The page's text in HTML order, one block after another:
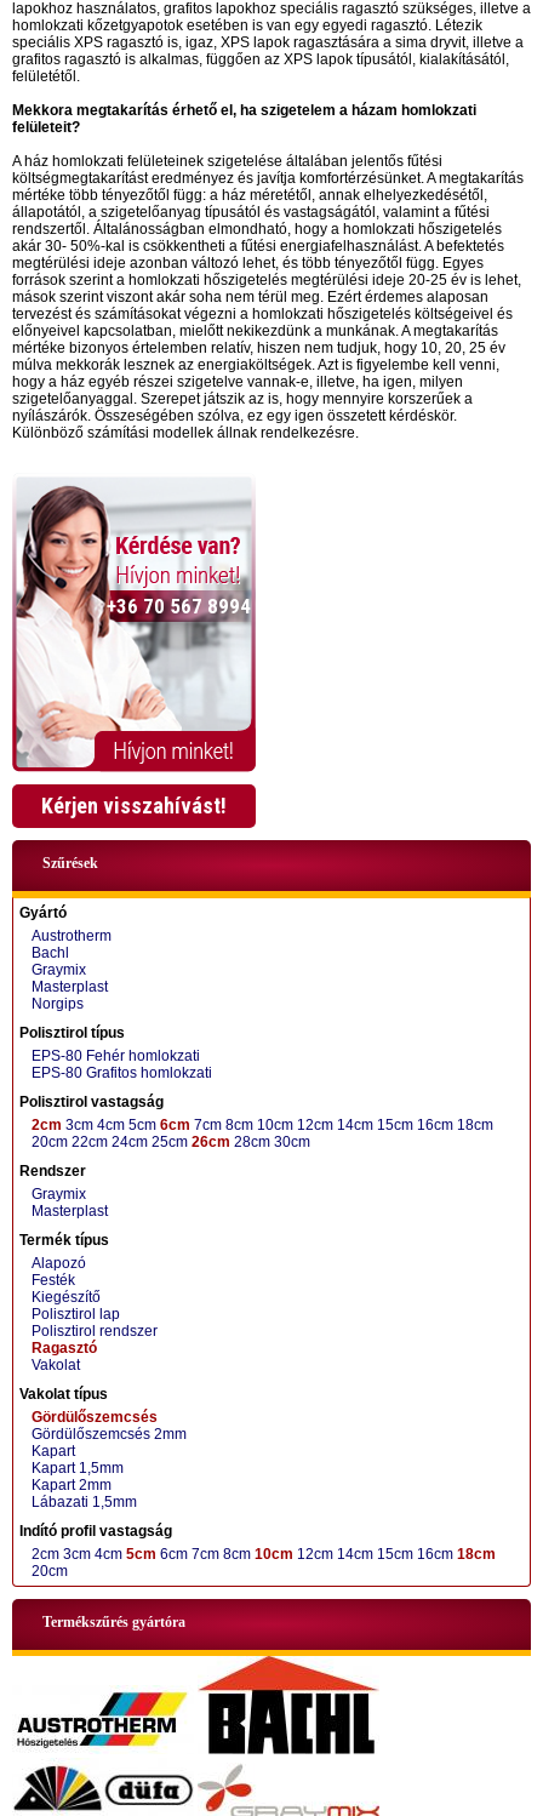
lapokhoz használatos, grafitos lapokhoz speciális ragasztó szükséges, illetve a
homlokzati kőzetgyapotok esetében is van egy egyedi ragasztó. Létezik
speciális XPS ragasztó is, igaz, XPS lapok ragasztására a sima dryvit, illetve a
grafitos ragasztó is alkalmas, függően az XPS lapok típusától, kialakításától,
felületétől.
Mekkora megtakarítás érhető el, ha szigetelem a házam homlokzati
felületeit?
A ház homlokzati felületeinek szigetelése általában jelentős fűtési
költségmegtakarítást eredményez és javítja komfortérzésünket. A megtakarítás
mértéke több tényezőtől függ: a ház méretétől, annak elhelyezkedésétől,
állapotától, a szigetelőanyag típusától és vastagságától, valamint a fűtési
rendszertől. Általánosságban elmondható, hogy a homlokzati hőszigetelés
akár 30- 50%-kal is csökkentheti a fűtési energiafelhasználást. A befektetés
megtérülési ideje azonban változó lehet, és több tényezőtől függ. Egyes
források szerint a homlokzati hőszigetelés megtérülési ideje 20-25 év is lehet,
mások szerint viszont akár soha nem térül meg. Ezért érdemes alaposan
tervezést és számításokat végezni a homlokzati hőszigetelés költségeivel és
előnyeivel kapcsolatban, mielőtt nekikezdünk a munkának. A megtakarítás
mértéke bizonyos értelemben relatív, hiszen nem tudjuk, hogy 10, 20, 25 év
múlva mekkorák lesznek az energiaköltségek. Azt is figyelembe kell venni,
hogy a ház egyéb részei szigetelve vannak-e, illetve, ha igen, milyen
szigetelőanyaggal. Szerepet játszik az is, hogy mennyire korszerűek a
nyílászárók. Összeségében szólva, ez egy igen összetett kérdéskör.
Különböző számítási modellek állnak rendelkezésre.
+36 70 567 8994
+36 70 424 0199
Kérjen visszahívást!
Szűrések
Gyártó
Austrotherm
Bachl
Graymix
Masterplast
Norgips
Polisztirol típus
EPS-80 Fehér homlokzati
EPS-80 Grafitos homlokzati
Polisztirol vastagság
2cm 3cm 4cm 5cm 6cm 7cm 8cm 10cm 12cm 14cm 15cm 16cm 18cm
20cm 22cm 24cm 25cm 26cm 28cm 30cm
Rendszer
Graymix
Masterplast
Termék típus
Alapozó
Festék
Kiegészítő
Polisztirol lap
Polisztirol rendszer
Ragasztó
Vakolat
Vakolat típus
Gördülőszemcsés
Gördülőszemcsés 2mm
Kapart
Kapart 1,5mm
Kapart 2mm
Lábazati 1,5mm
Indító profil vastagság
2cm 3cm 4cm 5cm 6cm 7cm 8cm 10cm 12cm 14cm 15cm 16cm 18cm
20cm
Termékszűrés gyártóra